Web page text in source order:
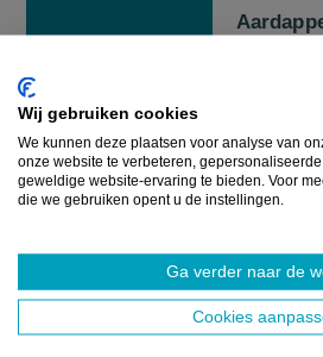
Wij gebruiken cookies
We kunnen deze plaatsen voor analyse van
onze website te verbeteren,
geweldige website-ervaring te bieden. Voor
die we gebruiken opent u de instellingen.
Ga verder naar de
Cookies
5
werkt